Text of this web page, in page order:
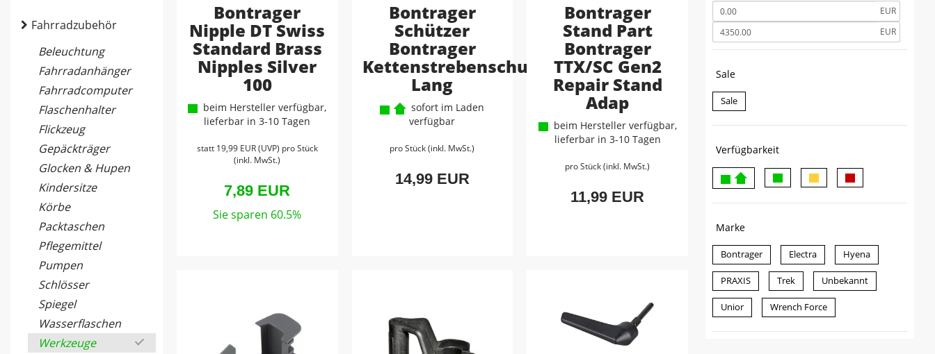
Fahrradzubehör
Beleuchtung
Fahrradanhänger
Fahrradcomputer
Flaschenhalter
Flickzeug
Gepäckträger
Glocken & Hupen
Kindersitze
Körbe
Packtaschen
Pflegemittel
Pumpen
Schlösser
Spiegel
Wasserflaschen
Werkzeuge
Bontrager
Nipple DT Swiss
Standard Brass
Nipples Silver
100
beim Hersteller verfügbar,
lieferbar in 3-10 Tagen
statt 19,99 EUR(UVP) pro Stück
(inkl. MwSt.)
7,89 EUR
Sie sparen 60.5%
Bontrager
Schützer
Bontrager
Kettenstrebenschutz
Lang
sofort im Laden
verfügbar
pro Stück (inkl. MwSt.)
14,99 EUR
Bontrager
Stand Part
Bontrager
TTX/SC Gen2
Repair Stand
Adap
beim Hersteller verfügbar,
lieferbar in 3-10 Tagen
pro Stück (inkl. MwSt.)
11,99 EUR
EUR
EUR
Sale
Sale
Verfügbarkeit
Marke
Bontrager Electra Hyena
PRAXIS Trek Unbekannt
Unior Wrench Force